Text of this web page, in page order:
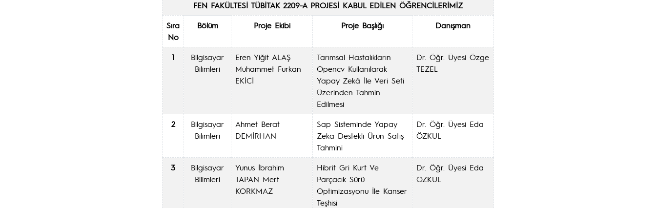
FEN FAKÜLTESİ TÜBİTAK 2209-A PROJESİ KABUL EDİLEN ÖĞRENCİLERİMİZ
Sıra
No
Bölüm Proje Ekibi Proje Başlığı Danışman
1
Bilgisayar
Bilimleri
Eren Yiğit ALAŞ
Muhammet Furkan
EKİCİ
Tarımsal Hastalıkların
Opencv Kullanılarak
Yapay Zekâ İle Veri Seti
Üzerinden Tahmin
Edilmesi
Dr. Öğr. Üyesi Özge
TEZEL
2
Bilgisayar
Bilimleri
Ahmet Berat
DEMİRHAN
Sap Sisteminde Yapay
Zeka Destekli Ürün Satış
Tahmini
Dr. Öğr. Üyesi Eda
ÖZKUL
3
Bilgisayar
Bilimleri
Yunus İbrahim
TAPAN Mert
KORKMAZ
Hibrit Gri Kurt Ve
Parçacık Sürü
Optimizasyonu İle Kanser
Teşhisi
Dr. Öğr. Üyesi Eda
ÖZKUL